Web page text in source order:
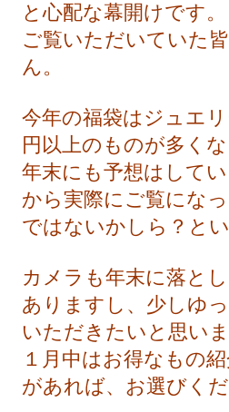
と心配な幕開けです
ご覧いただいていた
ん。
今年の福袋はジュエ
円以上のものが多く
年末にも予想はして
から実際にご覧にな
ではないかしら？と
カメラも年末に落と
ありますし、少しゆ
いただきたいと思い
１月中はお得なもの
があれば、お選びく